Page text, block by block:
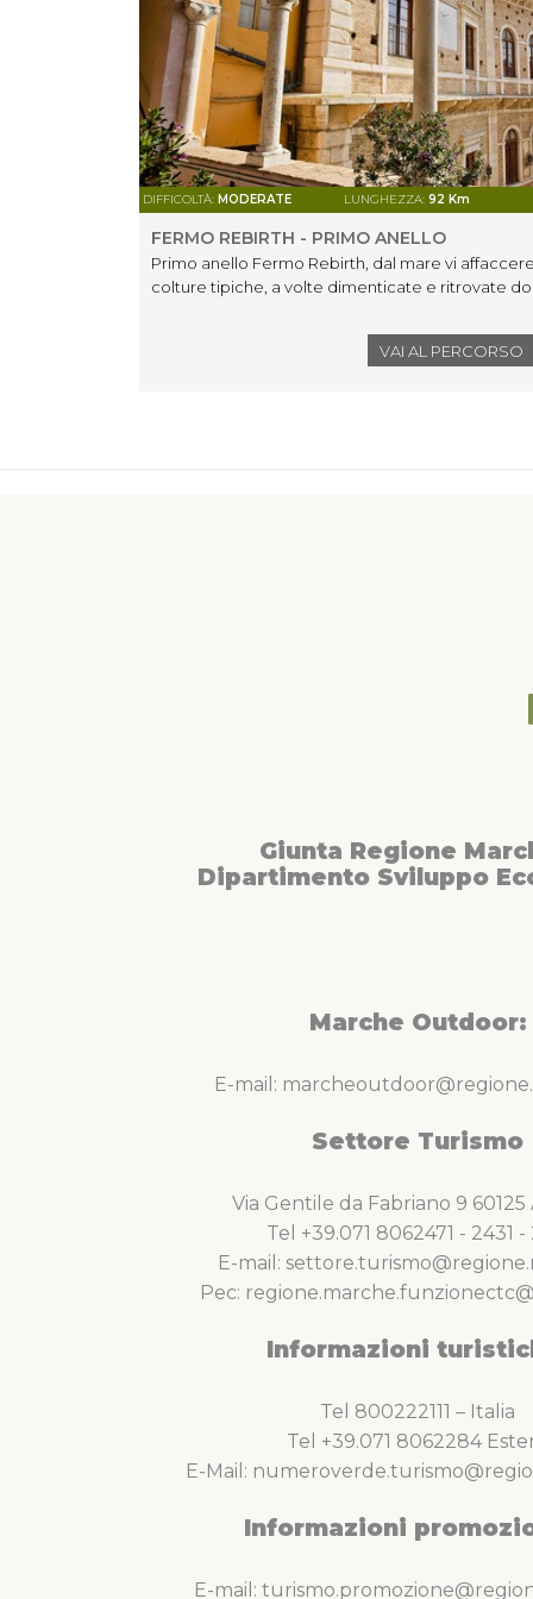
DIFFICOLTÀ: MODERATE LUNGHEZZA:92 Km
FERMO REBIRTH - PRIMO ANELLO
Primo anello Fermo Rebirth, dal mare vi
colture tipiche, a volte dimenticate e ritrovate
VAI AL PERCORSO
Giunta Regione
Dipartimento Sviluppo
Marche Outdoor:
E-mail:
Settore Turismo
Via Gentile da Fabriano 9
Tel +39.071 8062471 - 2431 -
E-mail:
Pec:
Informazioni
Tel 800222111 – Italia
Tel +39.071 8062284
E-Mail:
Informazioni
E-mail: